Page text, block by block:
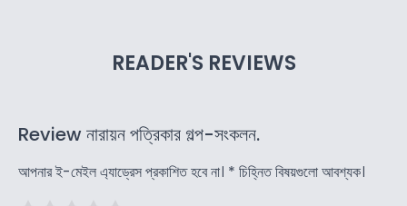
READER'S REVIEWS
Review নারায়ন পত্রিকার গল্প-সংকলন.
আপনার ই-মেইল এ্যাড্রেস প্রকাশিত হবে না। * চিহ্নিত বিষয়গুলো আবশ্যক।